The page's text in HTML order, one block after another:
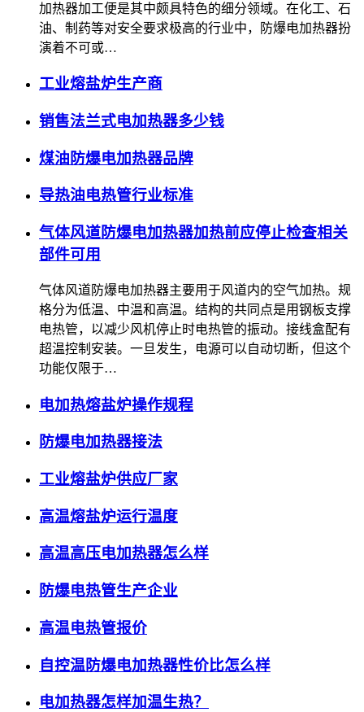
加热器加工便是其中颇具特色的细分领域。在化工、石
油、制药等对安全要求极高的行业中，防爆电加热器扮
演着不可或…
工业熔盐炉生产商
销售法兰式电加热器多少钱
煤油防爆电加热器品牌
导热油电热管行业标准
气体风道防爆电加热器加热前应停止检查相关
部件可用
气体风道防爆电加热器主要用于风道内的空气加热。规
格分为低温、中温和高温。结构的共同点是用钢板支撑
电热管，以减少风机停止时电热管的振动。接线盒配有
超温控制安装。一旦发生，电源可以自动切断，但这个
功能仅限于…
电加热熔盐炉操作规程
防爆电加热器接法
工业熔盐炉供应厂家
高温熔盐炉运行温度
高温高压电加热器怎么样
防爆电热管生产企业
高温电热管报价
自控温防爆电加热器性价比怎么样
电加热器怎样加温生热？